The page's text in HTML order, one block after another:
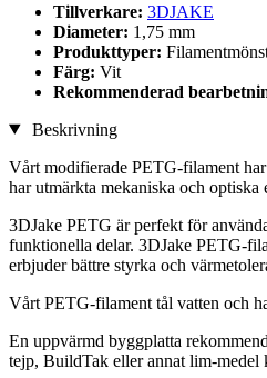
Tillverkare: 3DJAKE
Diameter: 1,75 mm
Produkttyper:
Färg: Vit
Rekommenderad
Beskrivning
Vårt modifierade PETG-filament
har utmärkta mekaniska och optiska
3DJake PETG är perfekt för
funktionella delar. 3DJake PETG-
erbjuder bättre styrka och
Vårt PETG-filament tål vatten och
En uppvärmd byggplatta
tejp, BuildTak eller annat lim-medel